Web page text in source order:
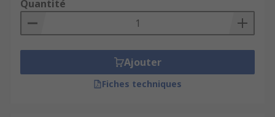
Quantité
Ajouter
Fiches techniques